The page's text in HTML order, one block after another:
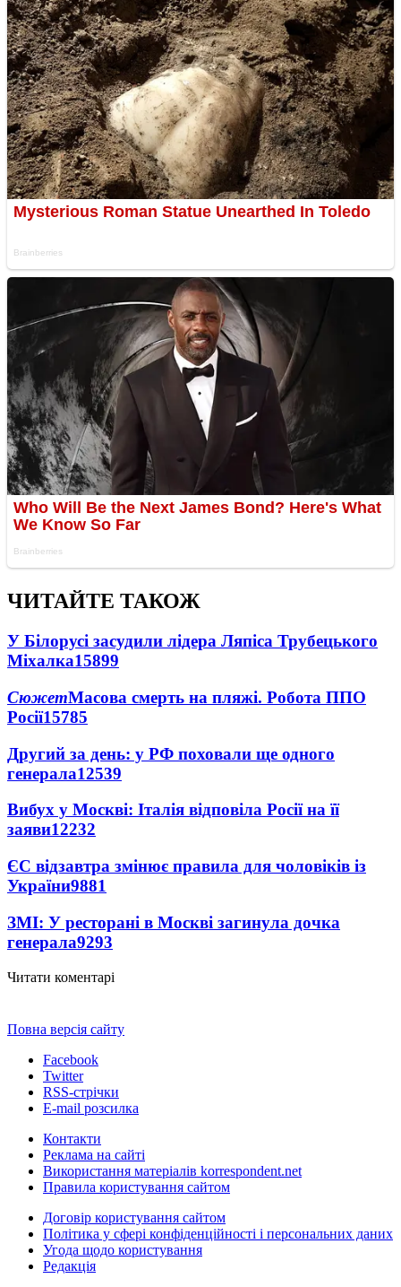
ЧИТАЙТЕ ТАКОЖ
У Білорусі засудили лідера Ляпіса Трубецького
Міхалка15899
СюжетМасова смерть на пляжі. Робота ППО
Росії15785
Другий за день: у РФ поховали ще одного
генерала12539
Вибух у Москві: Італія відповіла Росії на її
заяви12232
ЄС відзавтра змінює правила для чоловіків із
України9881
ЗМІ: У ресторані в Москві загинула дочка
генерала9293
Читати коментарі
Повна версія сайту
Facebook
Twitter
RSS-стрічки
E-mail розсилка
Контакти
Реклама на сайті
Використання матеріалів korrespondent.net
Правила користування сайтом
Договір користування сайтом
Політика у сфері конфіденційності і персональних даних
Угода щодо користування
Редакція